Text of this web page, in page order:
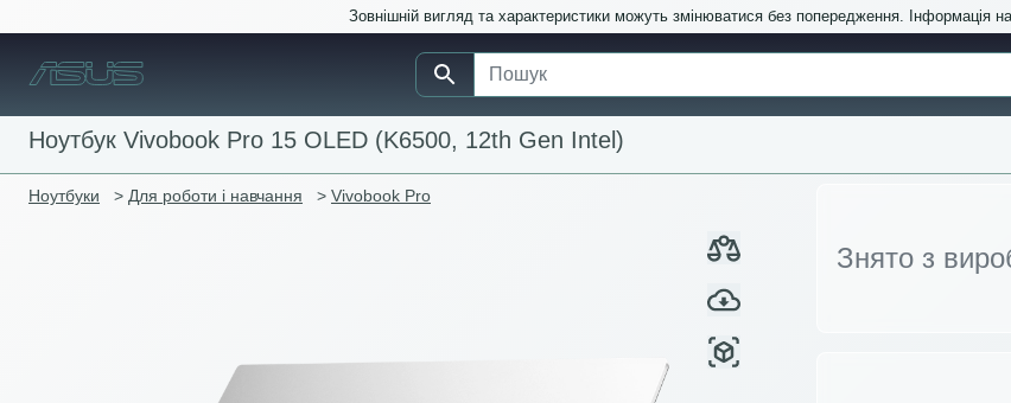
Зовнішній вигляд та характеристики можуть змінюватися без попередження. Інформація
Ноутбук Vivobook Pro 15 OLED (K6500, 12th Gen Intel)
Ноутбуки > Для роботи і навчання > Vivobook Pro
Знято з